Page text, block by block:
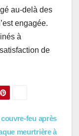
au-delà des
engagée.
à
de
feu après
meurtrière à